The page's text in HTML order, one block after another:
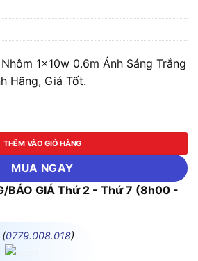
1x10w 0.6m Ánh Sáng Trắng
Hãng, Giá Tốt.
1x10w 0.6m Ánh Sáng Trắng MPE
THÊM VÀO GIỎ HÀNG
MUA NGAY
BÁO GIÁ Thứ 2 - Thứ 7 (8h00 -
(0779.008.018)